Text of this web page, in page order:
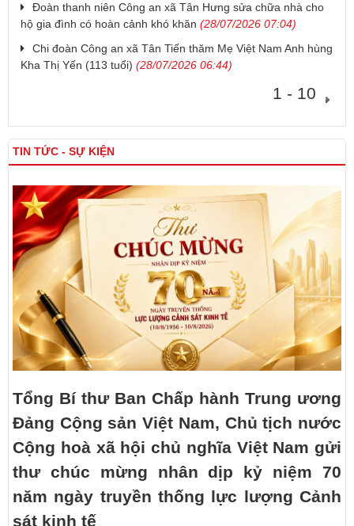
Đoàn thanh niên Công an xã Tân Hưng sửa chữa nhà cho
hộ gia đình có hoàn cảnh khó khăn (28/07/2026 07:04)
Chi đoàn Công an xã Tân Tiến thăm Mẹ Việt Nam Anh hùng
Kha Thị Yến (113 tuổi) (28/07/2026 06:44)
1 - 10
TIN TỨC - SỰ KIỆN
Tổng Bí thư Ban Chấp hành Trung ương
Đảng Cộng sản Việt Nam, Chủ tịch nước
Cộng hoà xã hội chủ nghĩa Việt Nam gửi
thư chúc mừng nhân dịp kỷ niệm 70
năm ngày truyền thống lực lượng Cảnh
sát kinh tế